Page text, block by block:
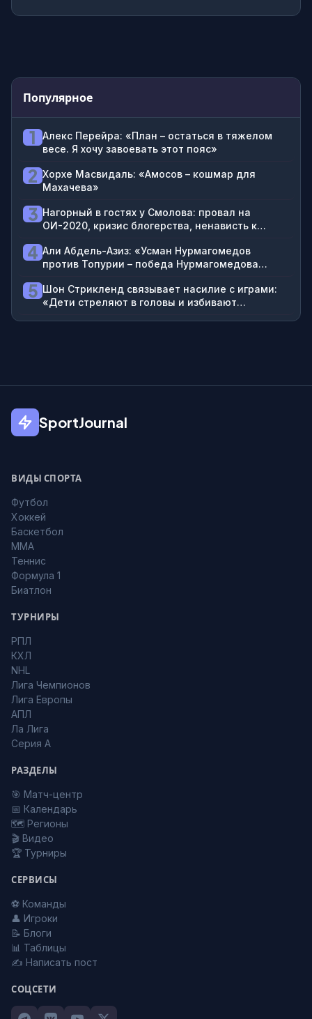
Популярное
1
Алекс Перейра: «План – остаться в тяжелом
весе. Я хочу завоевать этот пояс»
2 Хорхе Масвидаль: «Амосов – кошмар для
Махачева»
3 Нагорный в гостях у Смолова: провал на
ОИ-2020, кризис блогерства, ненависть к
4 Али Абдель-Азиз: «Усман Нурмагомедов
против Топурии – победа Нурмагомедова
5 Шон Стрикленд связывает насилие с играми:
«Дети стреляют в головы и избивают
SportJournal
ВИДЫ СПОРТА
Футбол
Хоккей
Баскетбол
MMA
Теннис
Формула 1
Биатлон
ТУРНИРЫ
РПЛ
КХЛ
NHL
Лига Чемпионов
Лига Европы
АПЛ
Ла Лига
Серия А
РАЗДЕЛЫ
🎯 Матч-центр
📅 Календарь
🗺️ Регионы
🎬 Видео
🏆 Турниры
СЕРВИСЫ
⚽ Команды
👤 Игроки
📝 Блоги
📊 Таблицы
✍️ Написать пост
СОЦСЕТИ